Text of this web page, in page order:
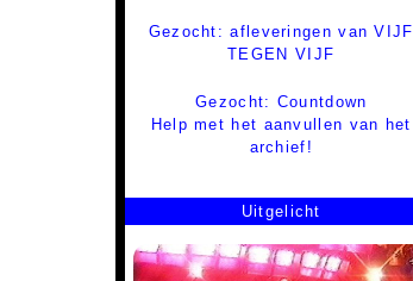
Gezocht: afleveringen van VIJF
TEGEN VIJF
Gezocht: Countdown
Help met het aanvullen van het
archief!
Uitgelicht